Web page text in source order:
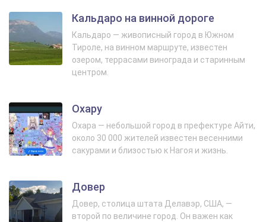
Кальдаро на винной дороге
Кальдаро — живописный город в Южном
Тироле, на винном маршруте, известен
озером, террасами винограда и старинным
центром.
Охару
Охара — небольшой город в префектуре Айти,
около 30 000 жителей известен весенними
сакурами и близостью к Нагоя и жизнь.
Довер
Довер, столица штата Делавэр, США, —
второй по величине город. Он важен как